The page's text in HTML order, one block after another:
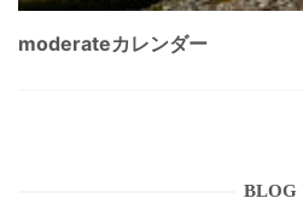
moderateカレンダー
BLOG